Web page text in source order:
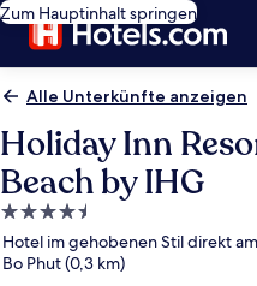
Zum Hauptinhalt springen
Alle Unterkünfte anzeigen
Holiday Inn
Beach by IHG
4.5-
Sterne-
Unterkunft
Hotel im gehobenen Stil direkt
Bo Phut (0,3 km)